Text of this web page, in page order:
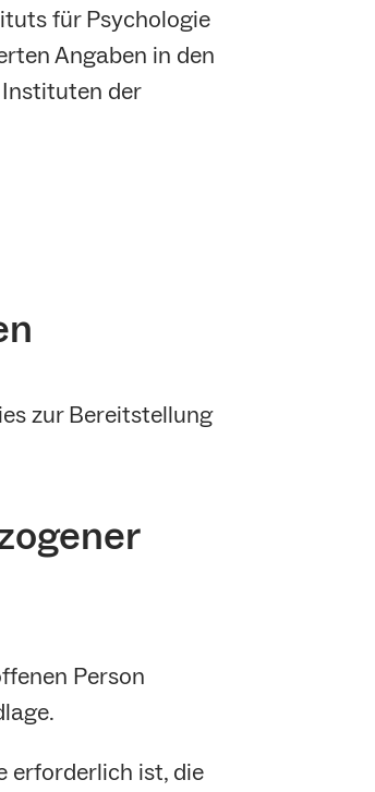
für Psychologie
Angaben in den
der
zur Bereitstellung
Person
erforderlich ist, die